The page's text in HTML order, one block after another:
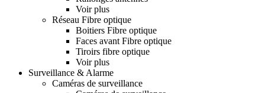
Voir plus
Réseau Fibre optique
Boitiers Fibre optique
Faces avant Fibre optique
Tiroirs fibre optique
Voir plus
Surveillance & Alarme
Caméras de surveillance